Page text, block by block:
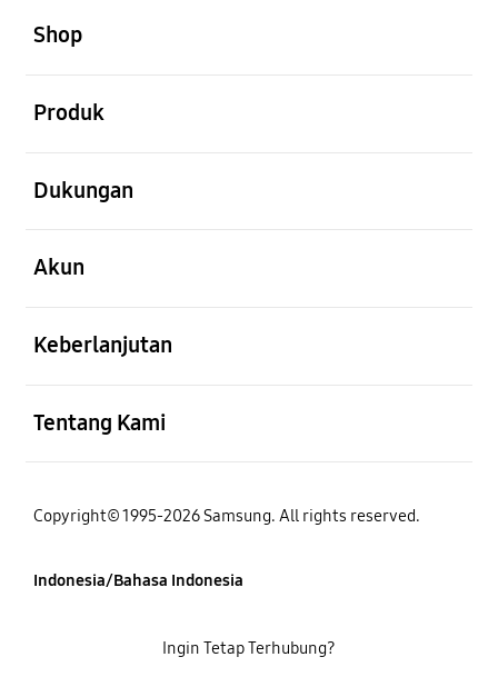
Shop
Produk
Dukungan
Akun
Keberlanjutan
Tentang Kami
Copyright© 1995-2026 Samsung. All rights reserved.
Indonesia/Bahasa Indonesia
Ingin Tetap Terhubung?